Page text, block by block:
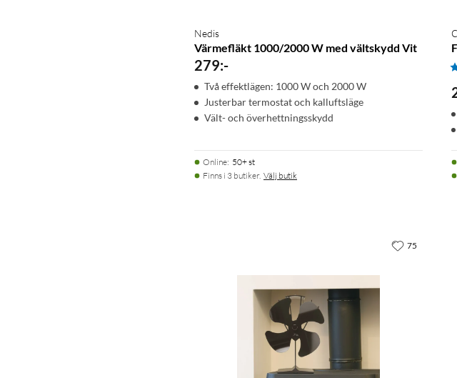
Nedis
Värmefläkt 1000/2000 W med vältskydd Vit
279:-
Två effektlägen: 1000 W och 2000 W
Justerbar termostat och kalluftsläge
Vält- och överhettningsskydd
Online: 50+ st
Finns i 3 butiker. Välj butik
75